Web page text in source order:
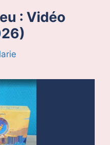
: Vidéo